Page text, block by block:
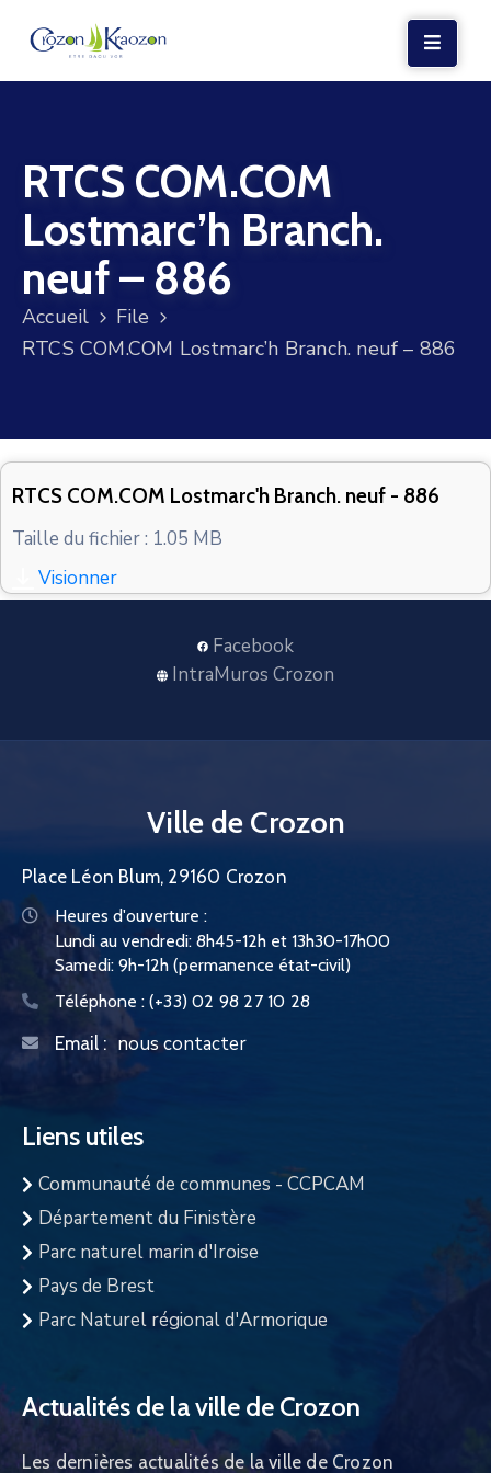
VIE
LOCALE
VIE
SOCIALE
TERRE
ET
CONTACT
RTCS COM.COM
Lostmarc’h Branch.
neuf – 886
Accueil
File
RTCS COM.COM Lostmarc’h Branch. neuf – 886
RTCS COM.COM Lostmarc'h Branch. neuf - 886
Taille du fichier : 1.05 MB
Visionner
Facebook
IntraMuros Crozon
Ville de Crozon
Place Léon Blum, 29160 Crozon
Heures d'ouverture :
Lundi au vendredi: 8h45-12h et 13h30-17h00
Samedi: 9h-12h (permanence état-civil)
Téléphone : (+33) 02 98 27 10 28
Email : nous contacter
Liens utiles
Communauté de communes - CCPCAM
Département du Finistère
Parc naturel marin d'Iroise
Pays de Brest
Parc Naturel régional d'Armorique
Actualités de la ville de Crozon
Les dernières actualités de la ville de Crozon